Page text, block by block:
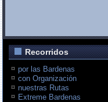
Recorridos
por las Bardenas
con Organización
nuestras Rutas
Extreme Bardenas